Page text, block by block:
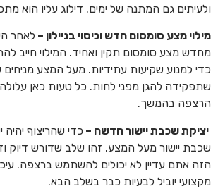
ולעיתים גם המתנה של ימים. דילוג עליו הוא
מילוי מצע סומסום חדש וכיסוי בניילון – לאחר
מחדש מצע סומסום תקין ואחיד. המילוי חייב
כדי למנוע שקיעות עתידיות. מעל המצע מניחים
שתפקידה להגן מפני לחות. כל טעות כאן
הרצפה בהמשך.
יציקת שכבת יישור חדשה – כדי שהריצוף יהיה
שכבת יישור מעל המצע. זהו שלב שדורש דיוק
הזה אתם עדיין לא יכולים להשתמש ברצפה.
מקצועי יוביל לבעיות כבר בשלב הבא.